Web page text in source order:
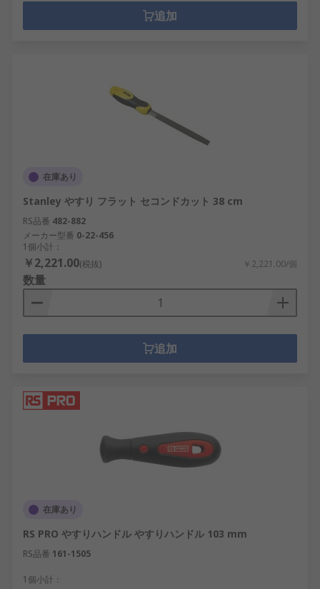
追加
在庫あり
Stanley やすり フラット セコンドカット 38 cm
RS品番 482-882
メーカー型番 0-22-456
1個小計：
￥2,221.00(税抜) ￥2,221.00/個
数量
追加
在庫あり
RS PRO やすりハンドル やすりハンドル 103 mm
RS品番 161-1505
1個小計：